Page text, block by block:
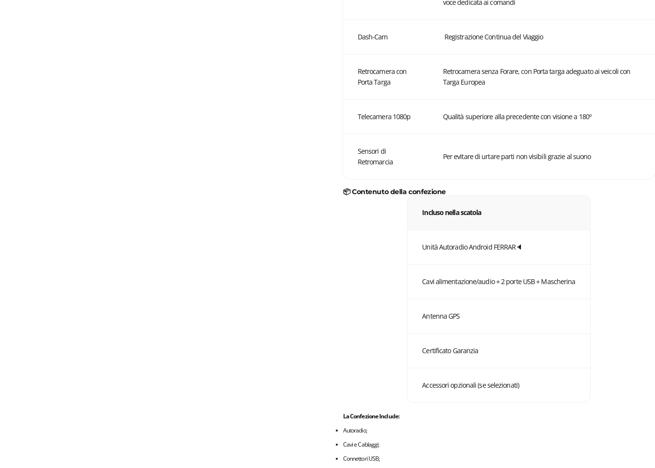
voce dedicata ai comandi
Dash-Cam Registrazione Continua del Viaggio
Retrocamera con
Porta Targa
Retrocamera senza Forare, con Porta targa adeguato ai veicoli con
Targa Europea
Telecamera 1080p Qualità superiore alla precedente con visione a 180º
Sensori di
Retromarcia
Per evitare di urtare parti non visibili grazie al suono
📦 Contenuto della confezione
Incluso nella scatola
Unità Autoradio Android FERRAR🔈
Cavi alimentazione/audio + 2 porte USB + Mascherina
Antenna GPS
Certificato Garanzia
Accessori opzionali (se selezionati)
La Confezione Include:
Autoradio;
Cavi e Cablaggi;
Connettori USB;